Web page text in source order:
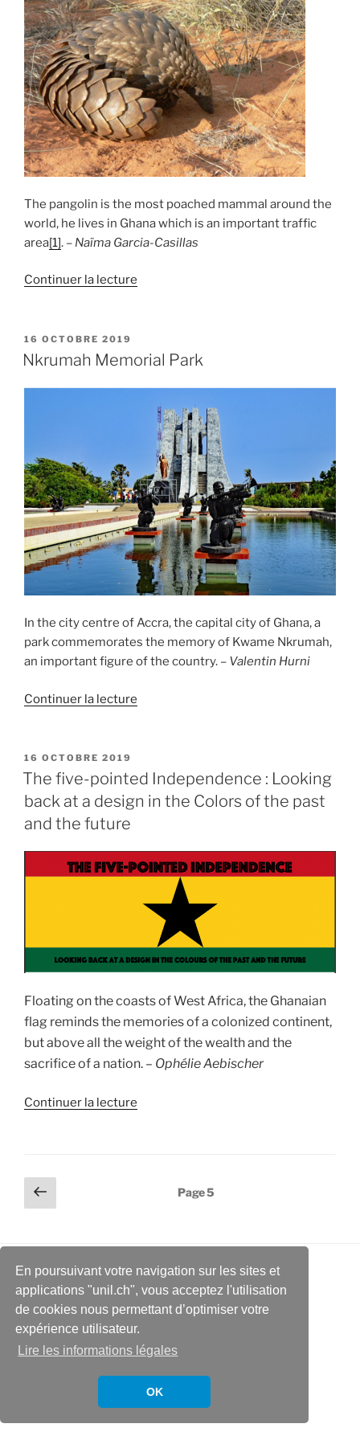
En poursuivant votre navigation sur les sites et
applications "unil.ch", vous acceptez l'utilisation
de cookies nous permettant d’optimiser votre
expérience utilisateur.
Lire les informations légales
OK
the
Ashanti
People »
The pangolin is the most poached mammal around the
world, he lives in Ghana which is an important traffic
area[1]. – Naïma Garcia-Casillas
Continuer la lecture
PUBLIÉ
LE
16 OCTOBRE 2019
Nkrumah Memorial Park
In the city centre of Accra, the capital city of Ghana, a
park commemorates the memory of Kwame Nkrumah,
an important figure of the country. – Valentin Hurni
Continuer la lecture
PUBLIÉ
LE
16 OCTOBRE 2019
The five-pointed Independence : Looking
back at a design in the Colors of the past
and the future
Floating on the coasts of West Africa, the Ghanaian
flag reminds the memories of a colonized continent,
but above all the weight of the wealth and the
sacrifice of a nation. – Ophélie Aebischer
Continuer la lecture
a
design
in
the
Colors
the
past
Pagination
des
Page
précédente
Page5